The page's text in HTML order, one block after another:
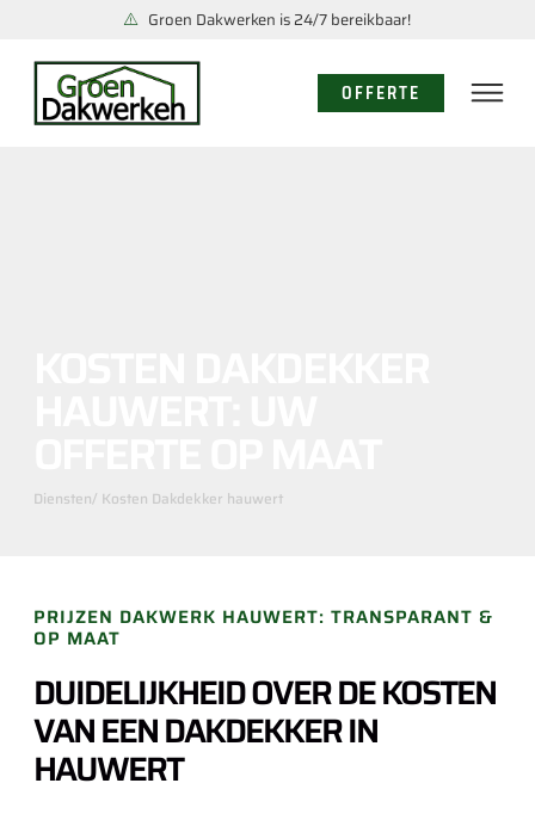
Groen Dakwerken is 24/7 bereikbaar!
OFFERTE
Diensten/ Kosten Dakdekker hauwert
PRIJZEN DAKWERK HAUWERT: TRANSPARANT &
OP MAAT
DUIDELIJKHEID OVER DE KOSTEN
VAN EEN DAKDEKKER IN
HAUWERT